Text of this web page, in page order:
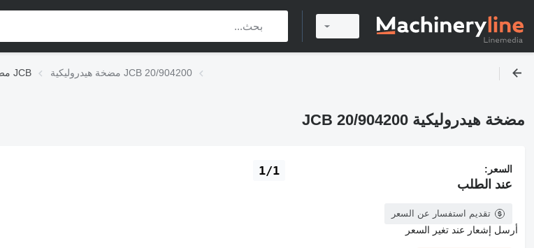
مضخات هيدروليكية JCB مضخة هيدروليكية JCB 20/904200
مضخة هيدروليكية JCB 20/904200
1/1 السعر:
عند الطلب
تقديم استفسار عن السعر
أرسل إشعار عند تغير السعر